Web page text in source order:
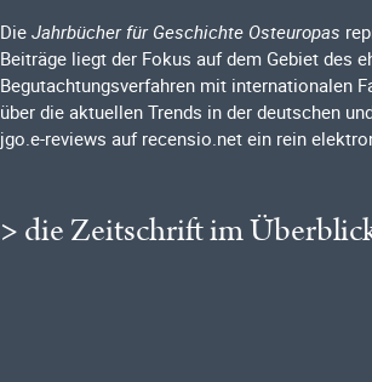
Die Jahrbücher für Geschichte Osteuropas
Beiträge liegt der Fokus auf dem Gebiet des
Begutachtungsverfahren mit internationalen
über die aktuellen Trends in der deutschen
jgo.e-reviews auf recensio.net ein rein
> die Zeitschrift im